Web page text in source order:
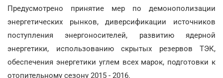
Предусмотрено принятие мер по демонополизации
энергетических рынков, диверсификации источников
поступления энергоносителей, развитию ядерной
энергетики, использованию скрытых резервов ТЭК,
обеспечения энергетики углем всех марок, подготовки к
отопительному сезону 2015 - 2016.